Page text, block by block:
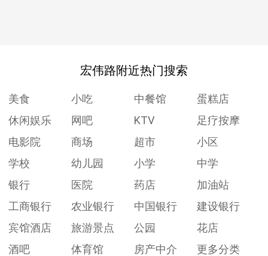
宏伟路附近热门搜索
美食 小吃 中餐馆
蛋糕店
休闲娱乐
网吧 KTV
足疗按摩
电影院
商场 超市
小区
学校
幼儿园 小学
中学
银行
医院 药店
加油站
工商银行
农业银行 中国银行
建设银行
宾馆酒店
旅游景点 公园
花店
酒吧
体育馆 房产中介 更多分类